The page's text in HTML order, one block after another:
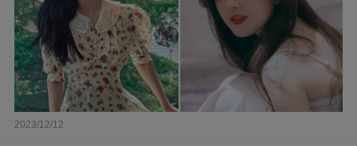
2023/12/12